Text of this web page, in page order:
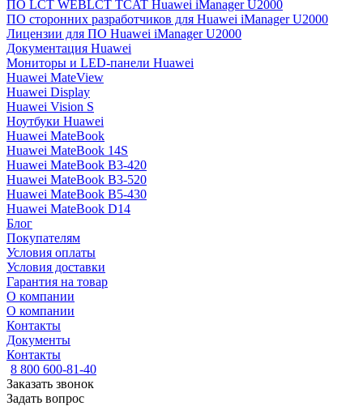
ПО LCT WEBLCT TCAT Huawei iManager U2000
ПО сторонних разработчиков для Huawei iManager U2000
Лицензии для ПО Huawei iManager U2000
Документация Huawei
Мониторы и LED-панели Huawei
Huawei MateView
Huawei Display
Huawei Vision S
Ноутбуки Huawei
Huawei MateBook
Huawei MateBook 14S
Huawei MateBook B3-420
Huawei MateBook B3-520
Huawei MateBook B5-430
Huawei MateBook D14
Блог
Покупателям
Условия оплаты
Условия доставки
Гарантия на товар
О компании
О компании
Контакты
Документы
Контакты
8 800 600-81-40
Заказать звонок
Задать вопрос